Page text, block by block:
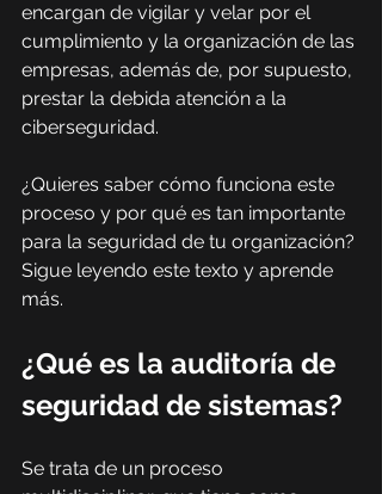
encargan de vigilar y velar por el
cumplimiento y la organización de las
empresas, además de, por supuesto,
prestar la debida atención a la
ciberseguridad.
¿Quieres saber cómo funciona este
proceso y por qué es tan importante
para la seguridad de tu organización?
Sigue leyendo este texto y aprende
más.
¿Qué es la auditoría de
seguridad de sistemas?
Se trata de un proceso